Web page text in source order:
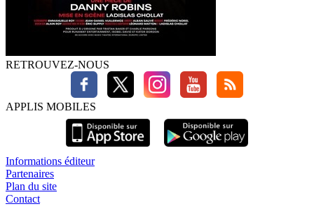
RETROUVEZ-NOUS
APPLIS MOBILES
Informations éditeur
Partenaires
Plan du site
Contact